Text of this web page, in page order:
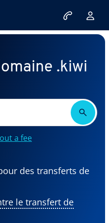
.kiwi
a fee
des transferts de
le transfert de